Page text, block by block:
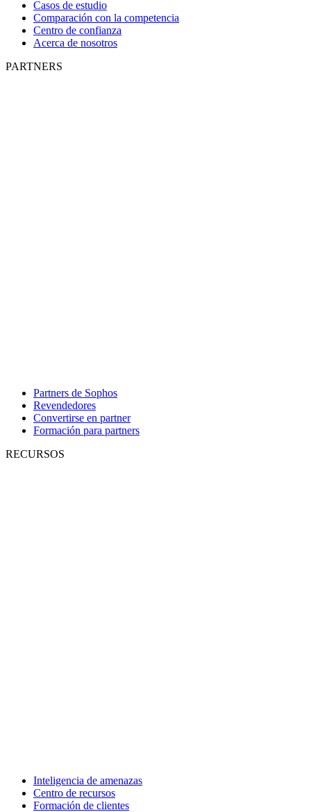
Casos de estudio
Comparación con la competencia
Centro de confianza
Acerca de nosotros
PARTNERS
Partners de Sophos
Revendedores
Convertirse en partner
Formación para partners
RECURSOS
Inteligencia de amenazas
Centro de recursos
Formación de clientes